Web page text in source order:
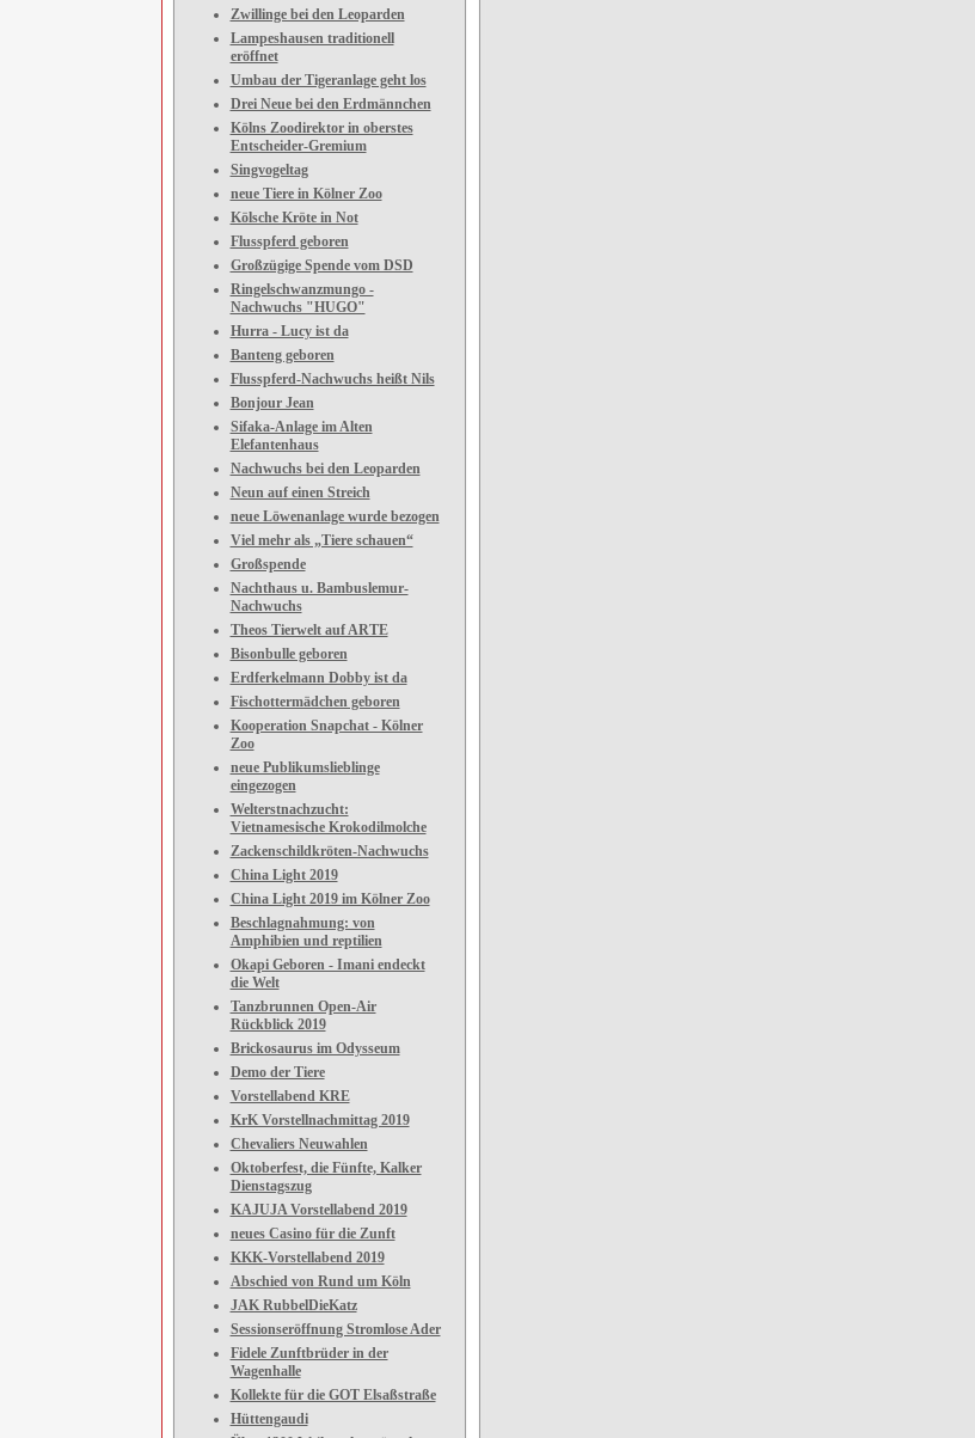
Zwillinge bei den Leoparden
Lampeshausen traditionell
eröffnet
Umbau der Tigeranlage geht los
Drei Neue bei den Erdmännchen
Kölns Zoodirektor in oberstes
Entscheider-Gremium
Singvogeltag
neue Tiere in Kölner Zoo
Kölsche Kröte in Not
Flusspferd geboren
Großzügige Spende vom DSD
Ringelschwanzmungo -
Nachwuchs "HUGO"
Hurra - Lucy ist da
Banteng geboren
Flusspferd-Nachwuchs heißt Nils
Bonjour Jean
Sifaka-Anlage im Alten
Elefantenhaus
Nachwuchs bei den Leoparden
Neun auf einen Streich
neue Löwenanlage wurde bezogen
Viel mehr als „Tiere schauen“
Großspende
Nachthaus u. Bambuslemur-
Nachwuchs
Theos Tierwelt auf ARTE
Bisonbulle geboren
Erdferkelmann Dobby ist da
Fischottermädchen geboren
Kooperation Snapchat - Kölner
Zoo
neue Publikumslieblinge
eingezogen
Welterstnachzucht:
Vietnamesische Krokodilmolche
Zackenschildkröten-Nachwuchs
China Light 2019
China Light 2019 im Kölner Zoo
Beschlagnahmung: von
Amphibien und reptilien
Okapi Geboren - Imani endeckt
die Welt
Tanzbrunnen Open-Air
Rückblick 2019
Brickosaurus im Odysseum
Demo der Tiere
Vorstellabend KRE
KrK Vorstellnachmittag 2019
Chevaliers Neuwahlen
Oktoberfest, die Fünfte, Kalker
Dienstagszug
KAJUJA Vorstellabend 2019
neues Casino für die Zunft
KKK-Vorstellabend 2019
Abschied von Rund um Köln
JAK RubbelDieKatz
Sessionseröffnung Stromlose Ader
Fidele Zunftbrüder in der
Wagenhalle
Kollekte für die GOT Elsaßstraße
Hüttengaudi